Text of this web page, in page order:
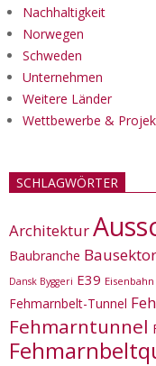
Nachhaltigkeit
Norwegen
Schweden
Unternehmen
Weitere Länder
Wettbewerbe &
SCHLAGWÖRTER
Architektur
Baubranche Bausektor
Dansk Byggeri E39 Eisenbahn
Fehmarnbelt-Tunnel
Fehmarntunnel